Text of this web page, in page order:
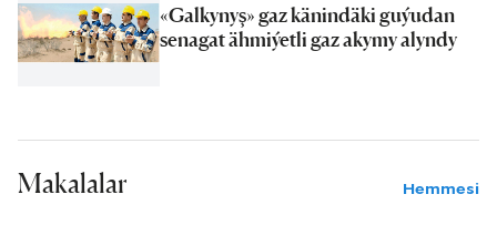
«Galkynyş» gaz känindäki guýudan
senagat ähmiýetli gaz akymy alyndy
Makalalar Hemmesi